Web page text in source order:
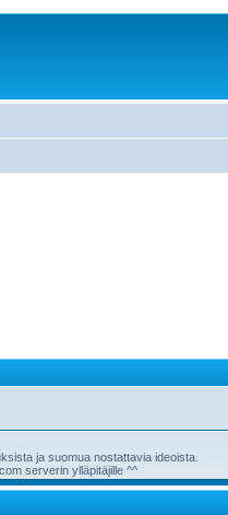
ja suomua nostattavia ideoista.
serverin ylläpitäjille ^^